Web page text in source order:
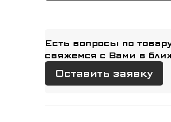
Есть вопросы по
свяжемся с Вами в
Оставить заявку